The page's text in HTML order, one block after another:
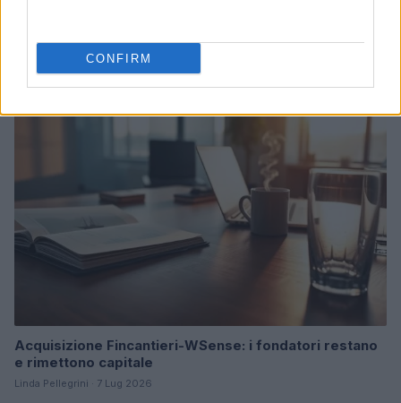
CONFIRM
Martina Marchesi · 10 Lug 2026
Acquisizione Fincantieri-WSense: i fondatori restano
e rimettono capitale
Linda Pellegrini · 7 Lug 2026